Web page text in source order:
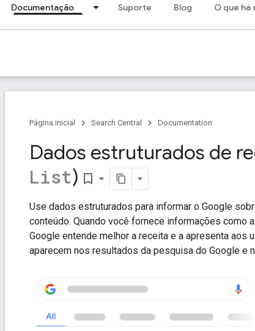
Documentação Suporte Blog O que há
Página inicial Search Central Documentation
Dados estruturados de
List) bookmark_border
Use dados estruturados para informar o Google
conteúdo. Quando você fornece informações como
Google entende melhor a receita e a apresenta aos
aparecem nos resultados da pesquisa do Google e